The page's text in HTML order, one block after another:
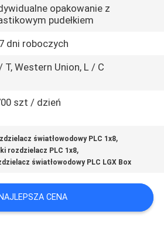
opakowanie z
pudełkiem
dni roboczych
T, Western Union, L / C
szt / dzień
światłowodowy PLC 1x8,
rozdzielacz PLC 1x8,
światłowodowy PLC LGX Box
NAJLEPSZA CENA